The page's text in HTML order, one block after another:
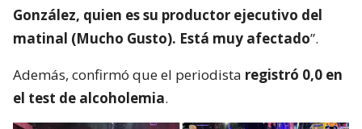
González, quien es su productor ejecutivo del
matinal (Mucho Gusto). Está muy afectado”.
Además, confirmó que el periodista registró 0,0 en
el test de alcoholemia.